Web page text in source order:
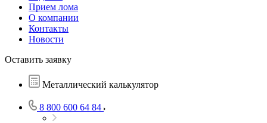
Прием лома
О компании
Контакты
Новости
Оставить заявку
Металлический калькулятор
8 800 600 64 84